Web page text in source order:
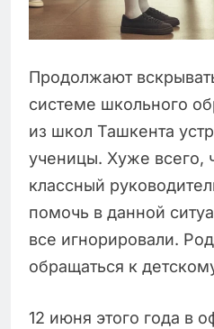
Продолжают
системе школьного
из школ Ташкента
ученицы. Хуже всего,
классный
помочь в данной
все игнорировали.
обращаться к
12 июня этого года в